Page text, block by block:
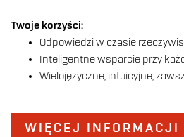
Twoje korzyści:
Odpowiedzi w czasie
Inteligentne wsparcie przy
Wielojęzyczne, intuicyjne,
WIĘCEJ INFORMACJI